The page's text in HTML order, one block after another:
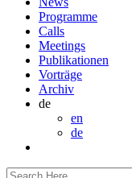
Programme
Calls
Meetings
Publikationen
Vorträge
Archiv
de
en
de